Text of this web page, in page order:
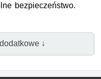
bezpieczeństwo.
↓